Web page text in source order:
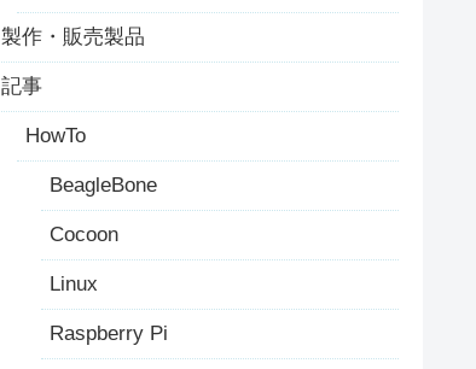
製作・販売製品
記事
HowTo
BeagleBone
Cocoon
Linux
Raspberry Pi